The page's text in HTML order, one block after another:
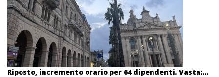
Riposto, incremento orario per 64 dipendenti. Vasta:...